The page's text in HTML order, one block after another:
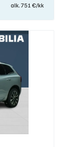
alk. 751 €/kk